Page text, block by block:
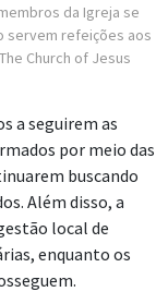
da Igreja se
servem refeições aos
Church of Jesus
a seguirem as
por meio das
buscando
Além disso, a
local de
enquanto os